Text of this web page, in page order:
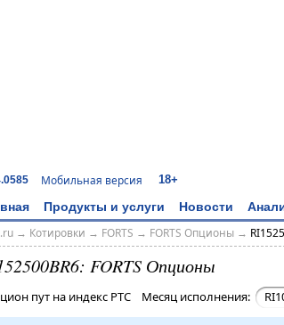
Мобильная версия 18+
Продукты и услуги Новости
→ Котировки → FORTS → FORTS Опционы→
FORTS Опционы
пут на индекс РТС Месяц исполнения: